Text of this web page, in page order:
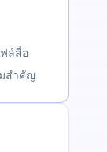
ฟล์สื่อ
สำคัญ